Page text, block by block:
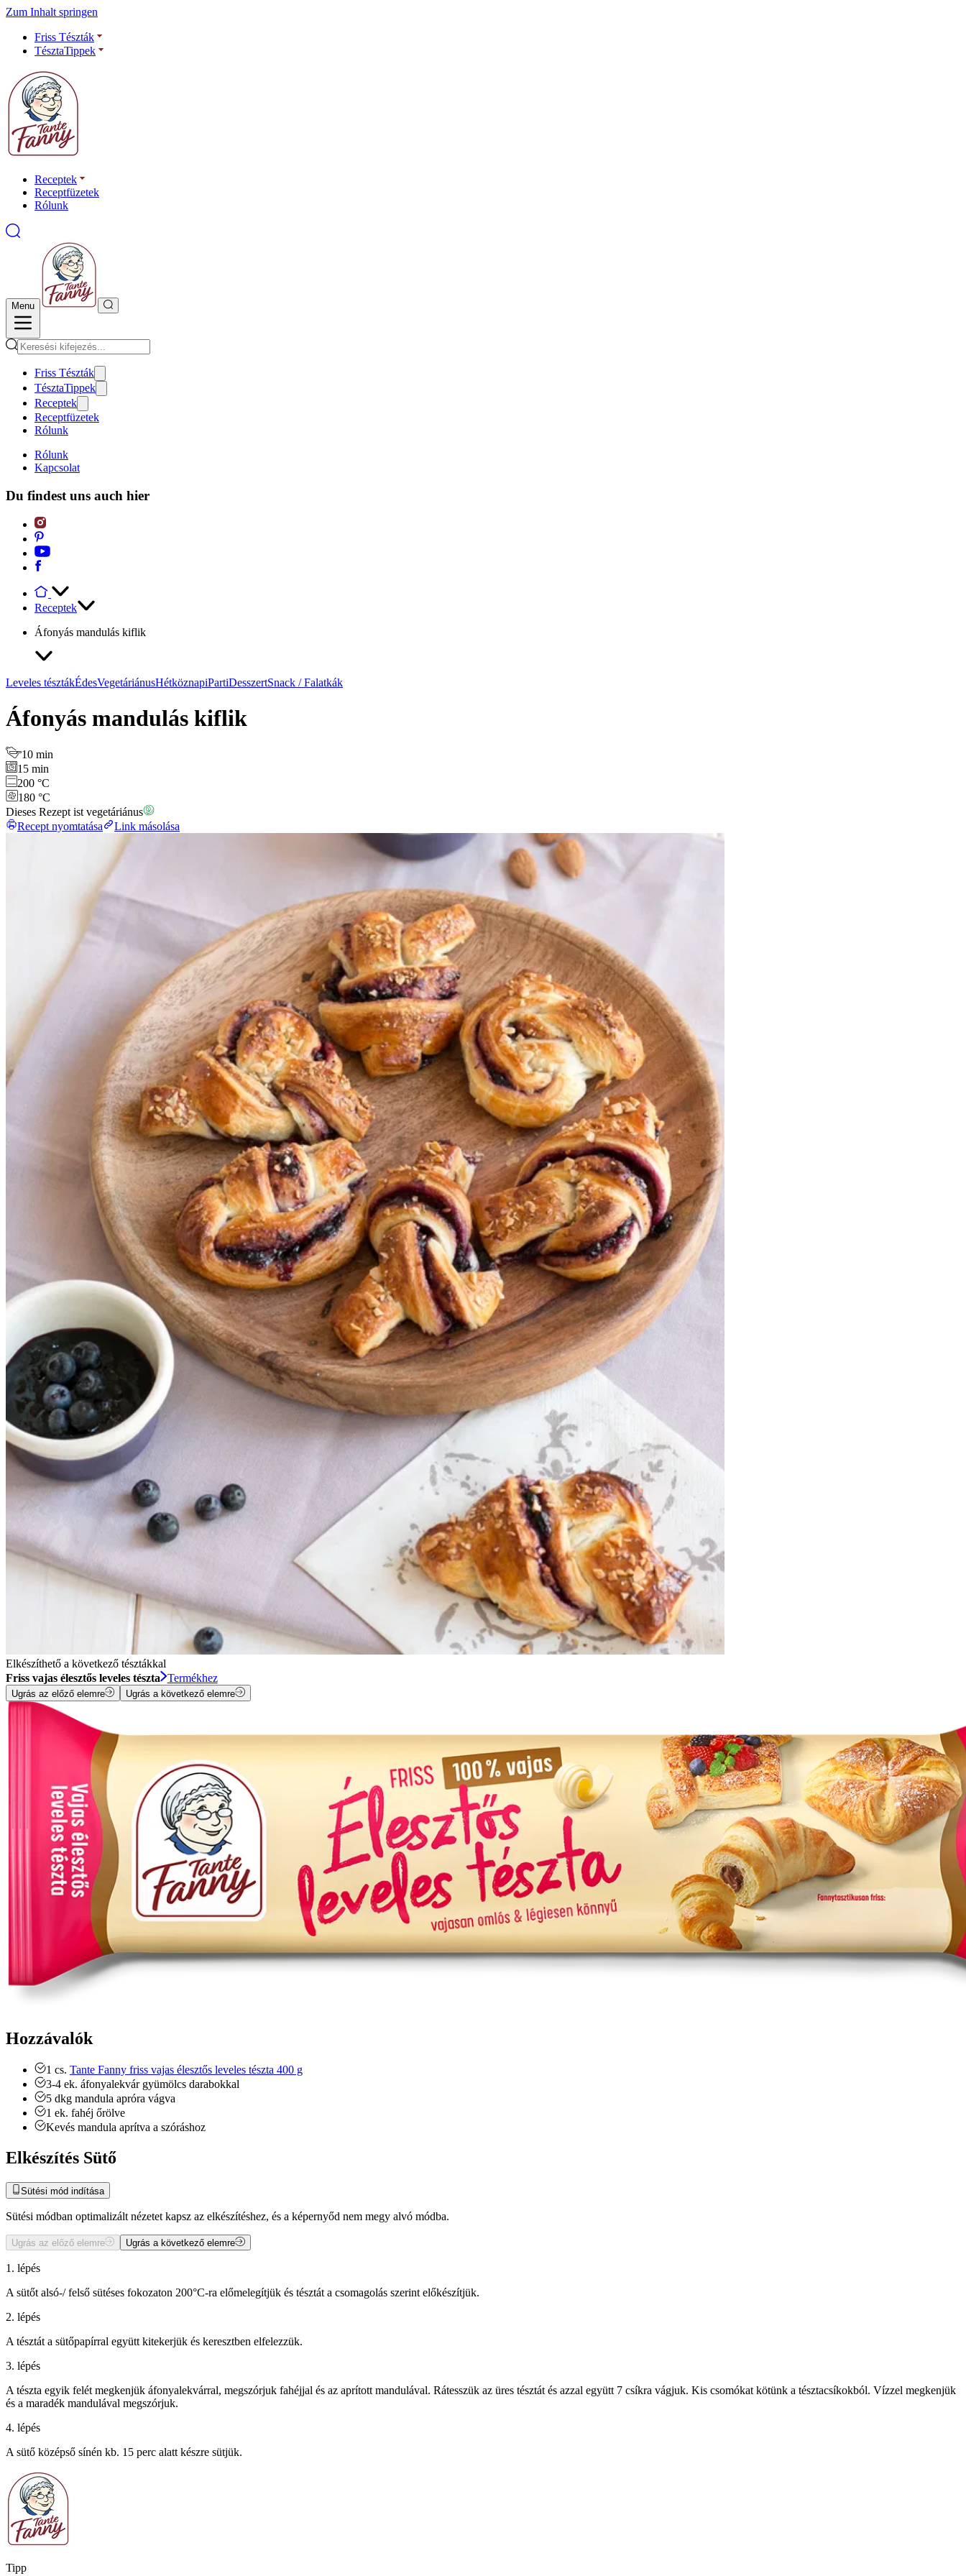
Zum Inhalt springen
Friss Tészták
TésztaTippek
Receptek
Receptfüzetek
Rólunk
Menu
Friss Tészták
TésztaTippek
Receptek
Receptfüzetek
Rólunk
Rólunk
Kapcsolat
Du findest uns auch hier
Receptek
Áfonyás mandulás kiflik
Leveles tésztákÉdesVegetáriánusHétköznapiPartiDesszertSnack / Falatkák
Áfonyás mandulás kiflik
10 min
15 min
200 °C
180 °C
Dieses Rezept ist vegetáriánus
Recept nyomtatása
Link másolása
Elkészíthető a következő tésztákkal
Friss vajas élesztős leveles tészta
Termékhez
Ugrás az előző elemre Ugrás a következő elemre
Hozzávalók
1 cs. Tante Fanny friss vajas élesztős leveles tészta 400 g
3-4 ek. áfonyalekvár gyümölcs darabokkal
5 dkg mandula apróra vágva
1 ek. fahéj őrölve
Kevés mandula aprítva a szóráshoz
Elkészítés Sütő
Sütési mód indítása
Sütési módban optimalizált nézetet kapsz az elkészítéshez, és a képernyőd nem megy alvó módba.
Ugrás az előző elemre Ugrás a következő elemre
1. lépés
A sütőt alsó-/ felső sütéses fokozaton 200°C-ra előmelegítjük és tésztát a csomagolás szerint előkészítjük.
2. lépés
A tésztát a sütőpapírral együtt kitekerjük és keresztben elfelezzük.
3. lépés
A tészta egyik felét megkenjük áfonyalekvárral, megszórjuk fahéjjal és az aprított mandulával. Rátesszük az üres tésztát és azzal együtt 7 csíkra vágjuk. Kis csomókat kötünk a tésztacsíkokból. Vízzel megkenjük
és a maradék mandulával megszórjuk.
4. lépés
A sütő középső sínén kb. 15 perc alatt készre sütjük.
Tipp